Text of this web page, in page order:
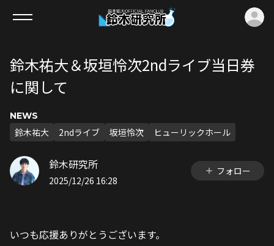
鈴木祐大＆坂垣怜次2ndライブ当日券
に関して
NEWS
鈴木祐大 2ndライブ 坂垣怜次 ヒューリックホール
鈴木研究所
2025/12/26 16:28
フォロー
いつも応援ありがとうございます。